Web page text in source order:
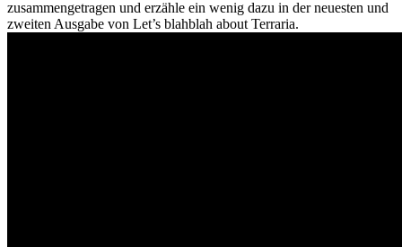
zusammengetragen und erzähle ein wenig dazu in der neuesten und
zweiten Ausgabe von Let’s blahblah about Terraria.